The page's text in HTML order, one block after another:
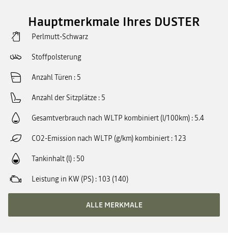
Hauptmerkmale Ihres DUSTER
Perlmutt-Schwarz
Stoffpolsterung
Anzahl Türen 5
Anzahl der Sitzplätze 5
Gesamtverbrauch nach WLTP kombiniert (l/100km) 5.4
CO2-Emission nach WLTP (g/km) kombiniert 123
Tankinhalt (l) 50
Leistung in KW (PS) 103 (140)
ALLE MERKMALE